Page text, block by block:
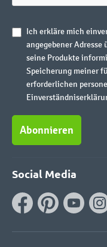
Ich erkläre mich
angegebener Adresse
seine Produkte
Speicherung meiner
erforderlichen
Abonnieren
Social Media